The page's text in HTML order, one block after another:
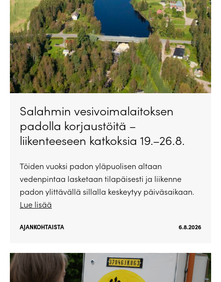
Salahmin vesivoimalaitoksen
padolla korjaustöitä –
liikenteeseen katkoksia 19.–26.8.
Töiden vuoksi padon yläpuolisen altaan
vedenpintaa lasketaan tilapäisesti ja liikenne
padon ylittävällä sillalla keskeytyy päiväsaikaan.
Lue lisää
AJANKOHTAISTA 6.8.2026